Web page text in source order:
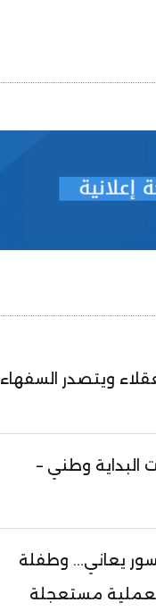
ويتصدر السفهاء
البداية وطني –
يعاني... وطفلة
مستعجلة